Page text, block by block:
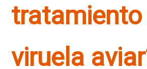
tratamiento
viruela